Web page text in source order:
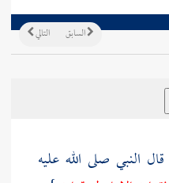
التالي السابق
النبي صلى الله عليه